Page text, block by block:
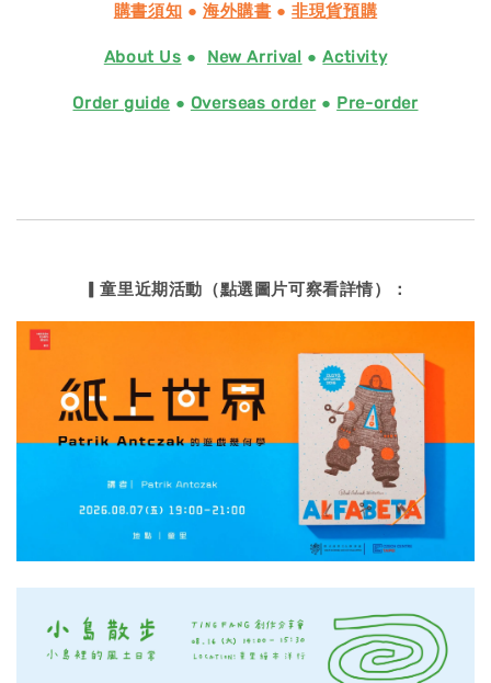
購書須知 ● 海外購書 ●非現貨預購
About Us ● New Arrival ●Activity
Order guide ● Overseas order● Pre-order
▎童里近期活動（點選圖片可察看詳情）：